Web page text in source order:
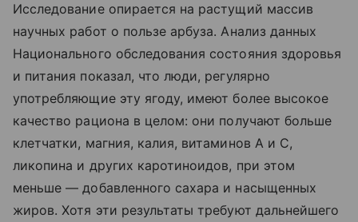
Исследование опирается на растущий массив
научных работ о пользе арбуза. Анализ данных
Национального обследования состояния здоровья
и питания показал, что люди, регулярно
употребляющие эту ягоду, имеют более высокое
качество рациона в целом: они получают больше
клетчатки, магния, калия, витаминов А и С,
ликопина и других каротиноидов, при этом
меньше — добавленного сахара и насыщенных
жиров. Хотя эти результаты требуют дальнейшего